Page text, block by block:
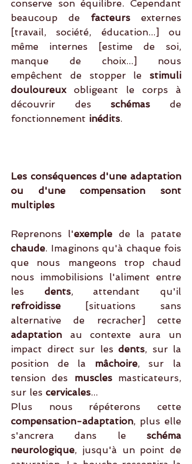
conserve son équilibre. Cependant
beaucoup de facteurs externes
[travail, société, éducation...] ou
même internes [estime de soi,
manque de choix...] nous
empêchent de stopper le stimuli
douloureux obligeant le corps à
découvrir des schémas de
fonctionnement inédits.
Les conséquences d'une adaptation
ou d'une compensation sont
multiples
Reprenons l'exemple de la patate
chaude. Imaginons qu'à chaque fois
que nous mangeons trop chaud
nous immobilisions l'aliment entre
les dents
refroidisse [situations sans
adaptation au contexte aura un
impact direct sur les dents, sur la
position de la mâchoire, sur la
tension des muscles masticateurs,
sur les cervicales...
compensation-adaptation, plus elle
s'ancrera dans le schéma
neurologique, jusqu'à un point de